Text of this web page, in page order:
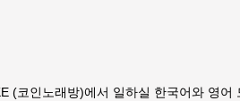
(코인노래방)에서 일하실 한국어와 영어